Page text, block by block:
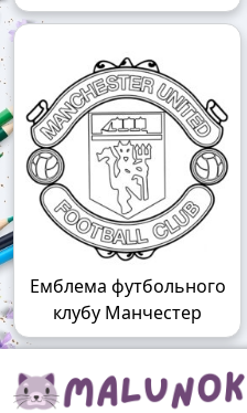
Емблема футбольного
клубу Манчестер